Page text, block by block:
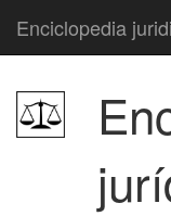
Enciclopedia